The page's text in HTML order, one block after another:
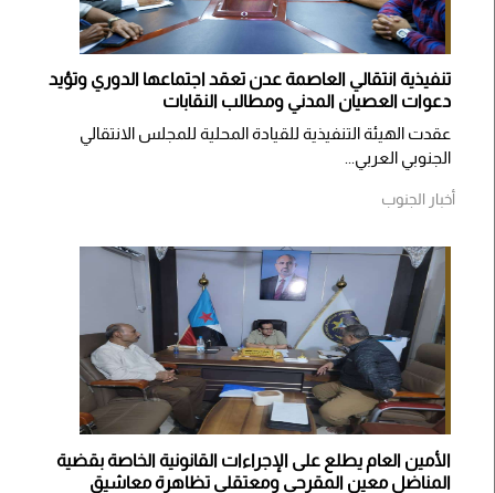
تنفيذية انتقالي العاصمة عدن تعقد اجتماعها الدوري وتؤيد
دعوات العصيان المدني ومطالب النقابات
​عقدت الهيئة التنفيذية للقيادة المحلية للمجلس الانتقالي
الجنوبي العربي...
أخبار الجنوب
الأمين العام يطلع على الإجراءات القانونية الخاصة بقضية
المناضل معين المقرحي ومعتقلي تظاهرة معاشيق